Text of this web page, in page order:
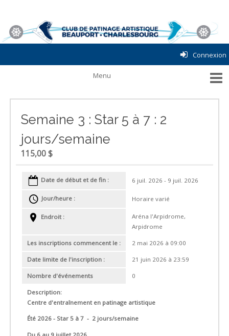
Connexion
Semaine 3 : Star 5 à 7 : 2
jours/semaine
115,00 $
Date de début et de fin : 6 juil. 2026 - 9 juil. 2026
Jour/heure : Horaire varié
Endroit :
Aréna l'Arpidrome,
Arpidrome
Les inscriptions commencent le : 2 mai 2026 à 09:00
Date limite de l'inscription : 21 juin 2026 à 23:59
Nombre d'événements 0
Description:
Centre d'entraînement en patinage artistique
Été 2026 - Star 5 à 7 - 2 jours/semaine